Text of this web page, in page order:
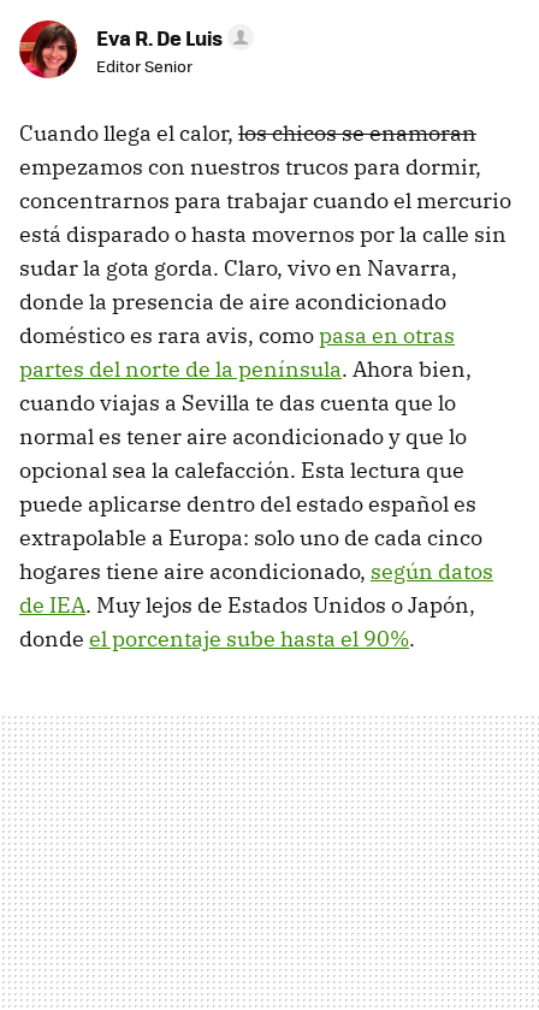
Eva R. De Luis
Editor Senior
Cuando llega el calor, los chicos se enamoran
empezamos con nuestros trucos para dormir,
concentrarnos para trabajar cuando el mercurio
está disparado o hasta movernos por la calle sin
sudar la gota gorda. Claro, vivo en Navarra,
donde la presencia de aire acondicionado
doméstico es rara avis, comopasa en otras
partes del norte de la península. Ahora bien,
cuando viajas a Sevilla te das cuenta que lo
normal es tener aire acondicionado y que lo
opcional sea la calefacción. Esta lectura que
puede aplicarse dentro del estado español es
extrapolable a Europa: solo uno de cada cinco
hogares tiene aire acondicionado, según datos
de IEA. Muy lejos de Estados Unidos o Japón,
donde el porcentaje sube hasta el 90%.